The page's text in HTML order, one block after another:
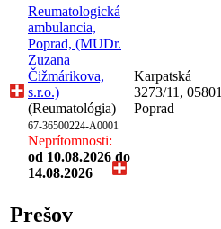
Reumatologická
ambulancia,
Poprad, (MUDr.
Zuzana
Čižmárikova,
s.r.o.)
(Reumatológia)
67-36500224-A0001
Neprítomnosti:
od 10.08.2026 do
14.08.2026
Karpatská
3273/11, 05801
Poprad
Prešov